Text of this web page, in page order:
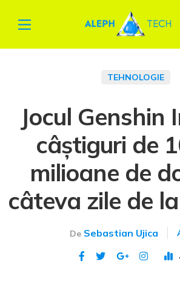
TEHNOLOGIE
Jocul Genshin
câștiguri de
milioane de
câteva zile de
De Sebastian Ujica